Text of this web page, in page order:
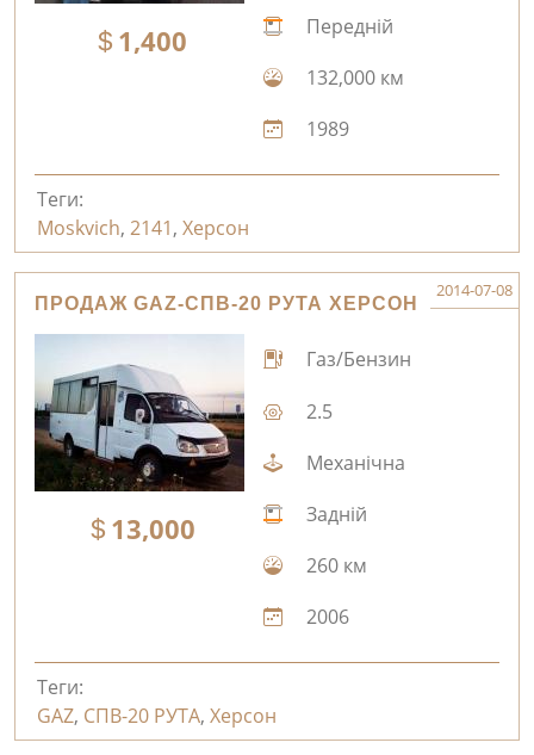
1,400
Передній
132,000 км
1989
Теги:
Moskvich, 2141, Херсон
ПРОДАЖ GAZ-СПВ-20 РУТА ХЕРСОН
2014-07-08
13,000
Газ/Бензин
2.5
Механічна
Задній
260 км
2006
Теги:
GAZ, СПВ-20 РУТА, Херсон